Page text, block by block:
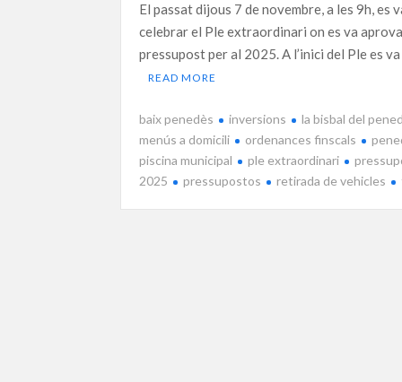
El passat dijous 7 de novembre, a les 9h, es
celebrar el Ple extraordinari on es va
pressupost per al 2025. A l’inici del Ple es
READ MORE
baix penedès inversions
la bisbal del
menús a domicili
ordenances finscals
piscina municipal
ple extraordinari
2025
pressupostos retirada de vehicles